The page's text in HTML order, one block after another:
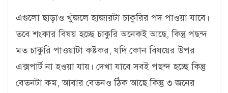
এগুলো ছাড়াও খুঁজলে হাজারটা চাকুরির পদ পাওয়া যাবে।
তবে শংকার বিষয় হচ্ছে চাকুরি অনেকই আছে, কিন্তু পছন্দ
মত চাকুরি পাওয়াটা কষ্টকর, যদি কোন বিষয়ের উপর
এক্সপার্ট না হওয়া যায়। দেখা যাবে সবই পছন্দ হচ্ছে কিন্তু
বেতনটা কম, আবার বেতনও ঠিক আছে কিন্তু ৩ জনের